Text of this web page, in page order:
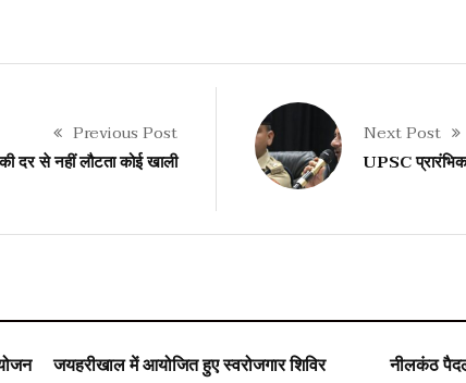
Previous Post
दर से नहीं लौटता कोई खाली
Next Post
UPSC प्रारंभिक
जयहरीखाल में आयोजित हुए स्वरोजगार शिविर नीलकंठ